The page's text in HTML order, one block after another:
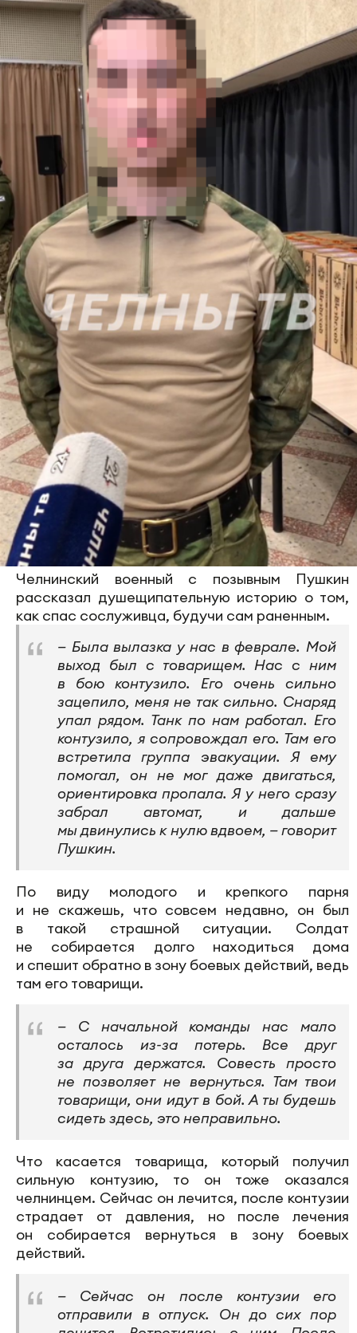
Челнинский военный с позывным Пушкин
рассказал душещипательную историю о том,
как спас сослуживца, будучи сам раненным.
— Была вылазка у нас в феврале. Мой
выход был с товарищем. Нас с ним
в бою контузило. Его очень сильно
зацепило, меня не так сильно. Снаряд
упал рядом. Танк по нам работал. Его
контузило, я сопровождал его. Там его
встретила группа эвакуации. Я ему
помогал, он не мог даже двигаться,
ориентировка пропала. Я у него сразу
забрал автомат, и дальше
мы двинулись к нулю вдвоем, — говорит
Пушкин.
По виду молодого и крепкого парня
и не скажешь, что совсем недавно, он был
в такой страшной ситуации. Солдат
не собирается долго находиться дома
и спешит обратно в зону боевых действий, ведь
там его товарищи.
— С начальной команды нас мало
осталось из-за потерь. Все друг
за друга держатся. Совесть просто
не позволяет не вернуться. Там твои
товарищи, они идут в бой. А ты будешь
сидеть здесь, это неправильно.
Что касается товарища, который получил
сильную контузию, то он тоже оказался
челнинцем. Сейчас он лечится, после контузии
страдает от давления, но после лечения
он собирается вернуться в зону боевых
действий.
— Сейчас он после контузии его
отправили в отпуск. Он до сих пор